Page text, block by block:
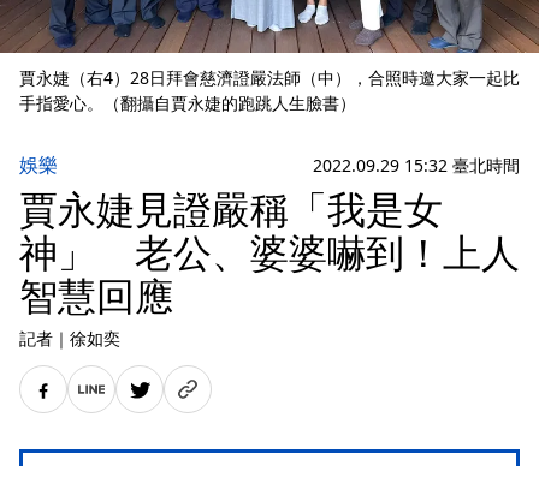
賈永婕（右4）28日拜會慈濟證嚴法師（中），合照時邀大家一起比
手指愛心。（翻攝自賈永婕的跑跳人生臉書）
娛樂 2022.09.29 15:32 臺北時間
賈永婕見證嚴稱「我是女
神」 老公、婆婆嚇到！上人
智慧回應
記者 ｜ 徐如奕